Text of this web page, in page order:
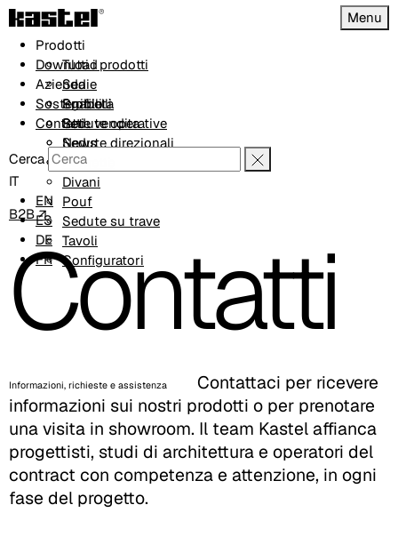
Menu
Prodotti
Tutti i prodotti
Sedie
Sgabelli
Sedute operative
Sedute direzionali
Poltrone
Divani
Pouf
Sedute su trave
Tavoli
Configuratori
Download
Azienda
Profilo
Rete vendita
News
Progetti
Sostenibilità
Contatti
Cerca
IT
EN
ES
DE
FR
B2B ↗
Contatti
Informazioni, richieste e assistenza
Contattaci per ricevere
informazioni sui nostri prodotti o per prenotare
una visita in showroom. Il team Kastel affianca
progettisti, studi di architettura e operatori del
contract con competenza e attenzione, in ogni
fase del progetto.